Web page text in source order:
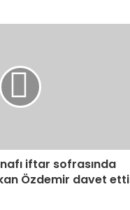
iftar sofrasında
Özdemir davet etti